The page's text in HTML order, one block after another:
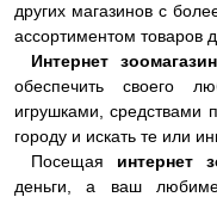
других магазинов с
ассортиментом товаров
Интернет зоомагазин
обеспечить своего
игрушками, средствами
городу и искать те или
Посещая интернет
деньги, а ваш